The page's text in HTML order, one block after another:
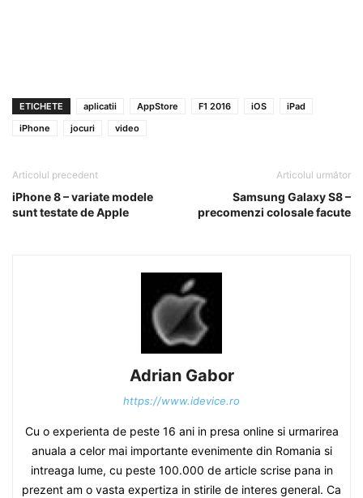
ETICHETE aplicatii AppStore F1 2016 iOS
iPad
iPhone
jocuri video
Articolul precedent
iPhone 8 – variate modele
sunt testate de Apple
Articolul următor
Samsung Galaxy S8 –
precomenzi colosale facute
Adrian Gabor
https://www.idevice.ro
Cu o experienta de peste 16 ani in presa online si urmarirea
anuala a celor mai importante evenimente din Romania si
intreaga lume, cu peste 100.000 de article scrise pana in
prezent am o vasta expertiza in stirile de interes general. Ca